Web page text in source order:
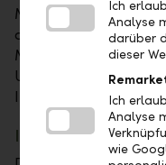
Möglichkeit, sich auf
die daraus
Mit einem
US-Dollar (per 31.
Impact-Fonds in
Impact für noch
Ich
Analyse
darüber
dieser
Ich
Analyse
wie